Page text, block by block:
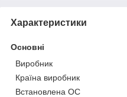
Характеристики
Основні
Виробник
Країна виробник
Встановлена ОС